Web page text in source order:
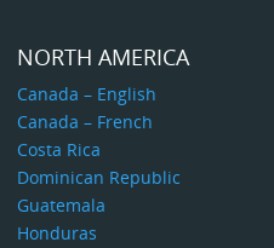
NORTH AMERICA
Canada – English
Canada – French
Costa Rica
Dominican Republic
Guatemala
Honduras